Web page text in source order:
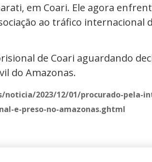
em Coari. Ele agora
ao tráfico internacional
de Coari aguardando
do Amazonas.
2023/12/01/procurado-pela-
e-preso-no-amazonas.ghtml